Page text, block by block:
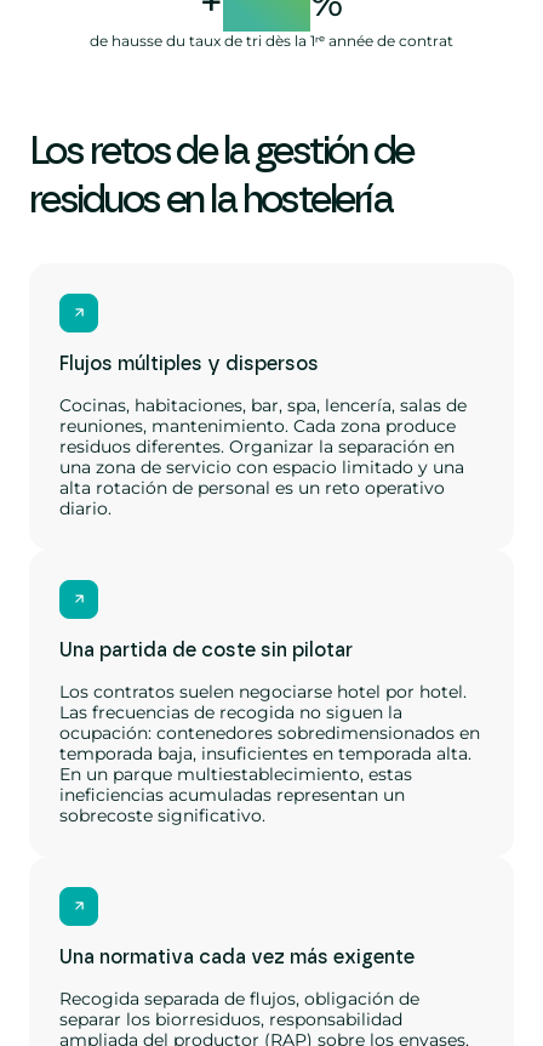
de hausse du taux de tri dès la 1ʳᵉ année de contrat
Los retos de la gestión de
residuos en la hostelería
Flujos múltiples y dispersos
Cocinas, habitaciones, bar, spa, lencería, salas de
reuniones, mantenimiento. Cada zona produce
residuos diferentes. Organizar la separación en
una zona de servicio con espacio limitado y una
alta rotación de personal es un reto operativo
diario.
Una partida de coste sin pilotar
Los contratos suelen negociarse hotel por hotel.
Las frecuencias de recogida no siguen la
ocupación: contenedores sobredimensionados en
temporada baja, insuficientes en temporada alta.
En un parque multiestablecimiento, estas
ineficiencias acumuladas representan un
sobrecoste significativo.
Una normativa cada vez más exigente
Recogida separada de flujos, obligación de
separar los biorresiduos, responsabilidad
ampliada del productor (RAP) sobre los envases,